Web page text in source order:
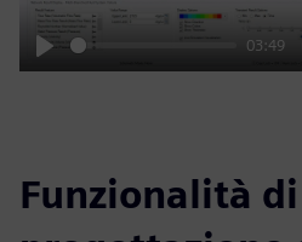
Play
03:49
Funzionalità di